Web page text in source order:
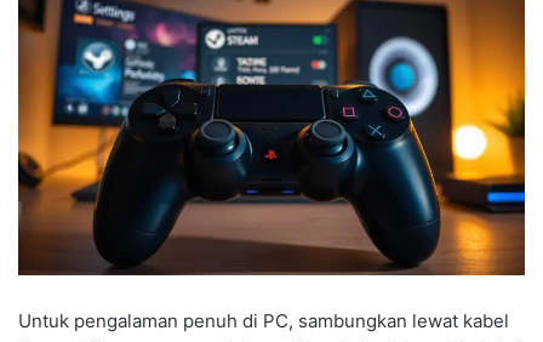
Untuk pengalaman penuh di PC, sambungkan lewat kabel